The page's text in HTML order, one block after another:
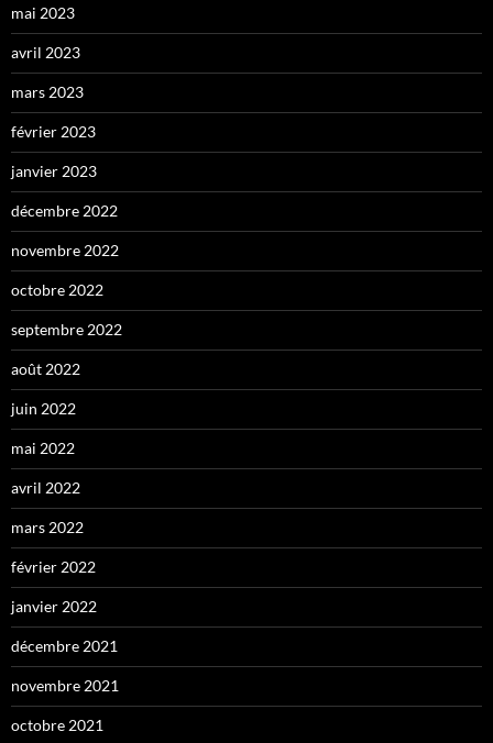
mai 2023
avril 2023
mars 2023
février 2023
janvier 2023
décembre 2022
novembre 2022
octobre 2022
septembre 2022
août 2022
juin 2022
mai 2022
avril 2022
mars 2022
février 2022
janvier 2022
décembre 2021
novembre 2021
octobre 2021